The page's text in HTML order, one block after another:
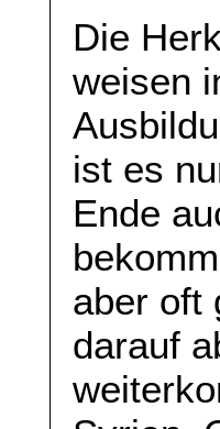
Die
weisen
ist es
Ende
aber oft
darauf